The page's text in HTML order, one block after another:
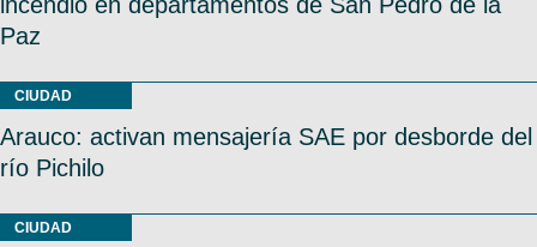
Paz
CIUDAD
Arauco: activan mensajería SAE por desborde del
río Pichilo
CIUDAD